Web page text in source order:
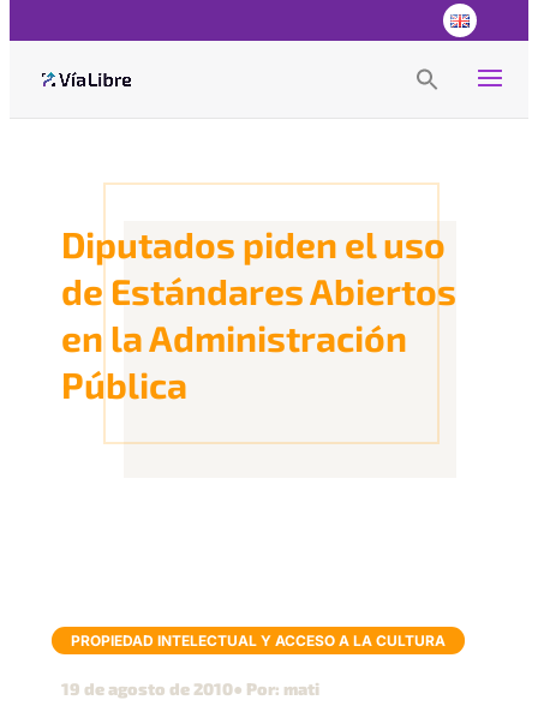
Search Button
Diputados piden el uso
de Estándares Abiertos
en la Administración
Pública
PROPIEDAD INTELECTUAL Y ACCESO A LA CULTURA
19 de agosto de 2010● Por: mati